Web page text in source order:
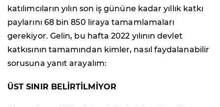
katılımcıların yılın son iş gününe kadar yıllık katkı
paylarını 68 bin 850 liraya tamamlamaları
gerekiyor. Gelin, bu hafta 2022 yılının devlet
katkısının tamamından kimler, nasıl faydalanabilir
sorusuna yanıt arayalım:
ÜST SINIR BELİRTİLMİYOR